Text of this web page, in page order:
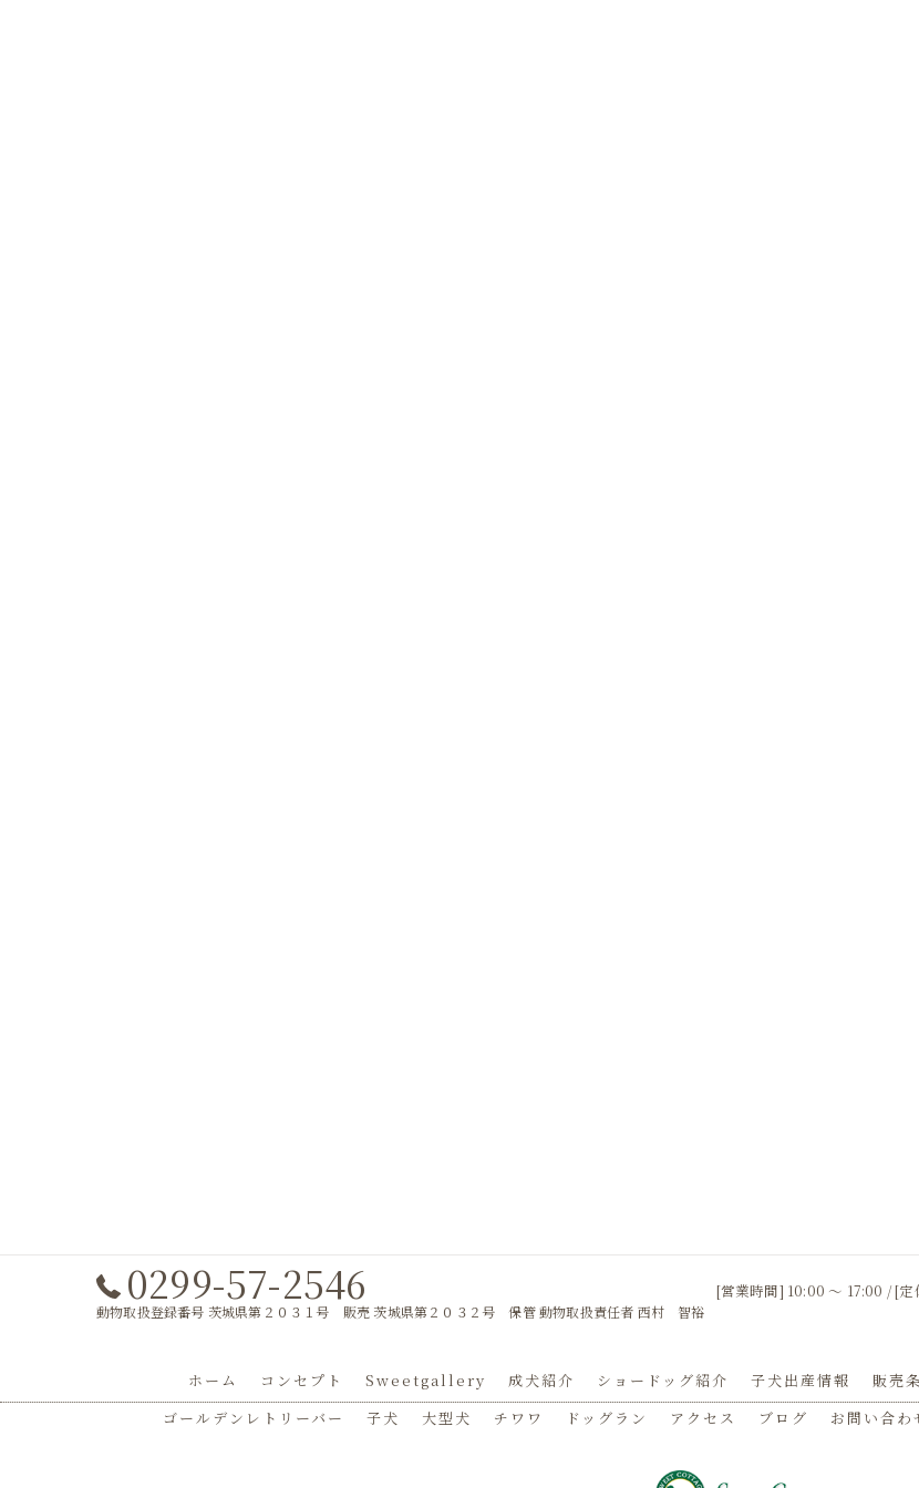
0299-57-2546
動物取扱登録番号 茨城県第２０３１号 販売 茨城県第２０３２号 保管 動物取扱責任者 西村 智裕
[営業時間] 10:00 〜 17:00 / [定
ホーム コンセプト Sweetgallery 成犬紹介 ショードッグ紹介 子犬出産情報 販売
ゴールデンレトリーバー
子犬 大型犬 チワワ ドッグラン アクセス ブログ お問い合わ